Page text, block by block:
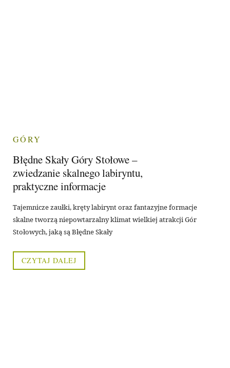
GÓRY
Błędne Skały Góry Stołowe –
zwiedzanie skalnego labiryntu,
praktyczne informacje
Tajemnicze zaułki, kręty labirynt oraz fantazyjne formacje
skalne tworzą niepowtarzalny klimat wielkiej atrakcji Gór
Stołowych, jaką są Błędne Skały
CZYTAJ DALEJ